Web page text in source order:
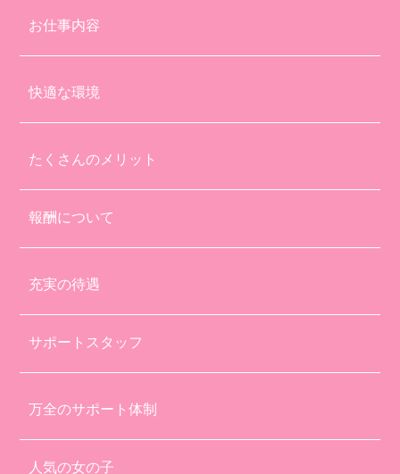
お仕事内容
快適な環境
たくさんのメリット
報酬について
充実の待遇
サポートスタッフ
万全のサポート体制
人気の女の子